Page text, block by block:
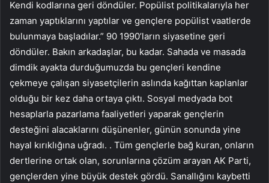
Kendi kodlarına geri döndüler. Popülist politikalarıyla her
zaman yaptıklarını yaptılar ve gençlere popülist vaatlerde
bulunmaya başladılar.” 90 1990’ların siyasetine geri
döndüler. Bakın arkadaşlar, bu kadar. Sahada ve masada
dimdik ayakta durduğumuzda bu gençleri kendine
çekmeye çalışan siyasetçilerin aslında kağıttan kaplanlar
olduğu bir kez daha ortaya çıktı. Sosyal medyada bot
hesaplarla pazarlama faaliyetleri yaparak gençlerin
desteğini alacaklarını düşünenler, günün sonunda yine
hayal kırıklığına uğradı. . Tüm gençlerle bağ kuran, onların
dertlerine ortak olan, sorunlarına çözüm arayan AK Parti,
gençlerden yine büyük destek gördü. Sanallığını kaybetti